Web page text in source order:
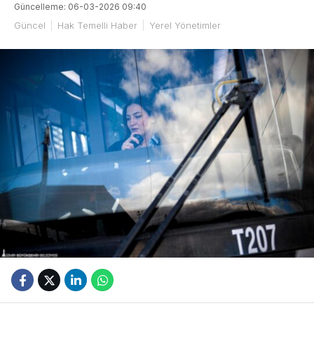
Güncelleme: 06-03-2026 09:40
Güncel Hak Temelli Haber Yerel Yönetimler